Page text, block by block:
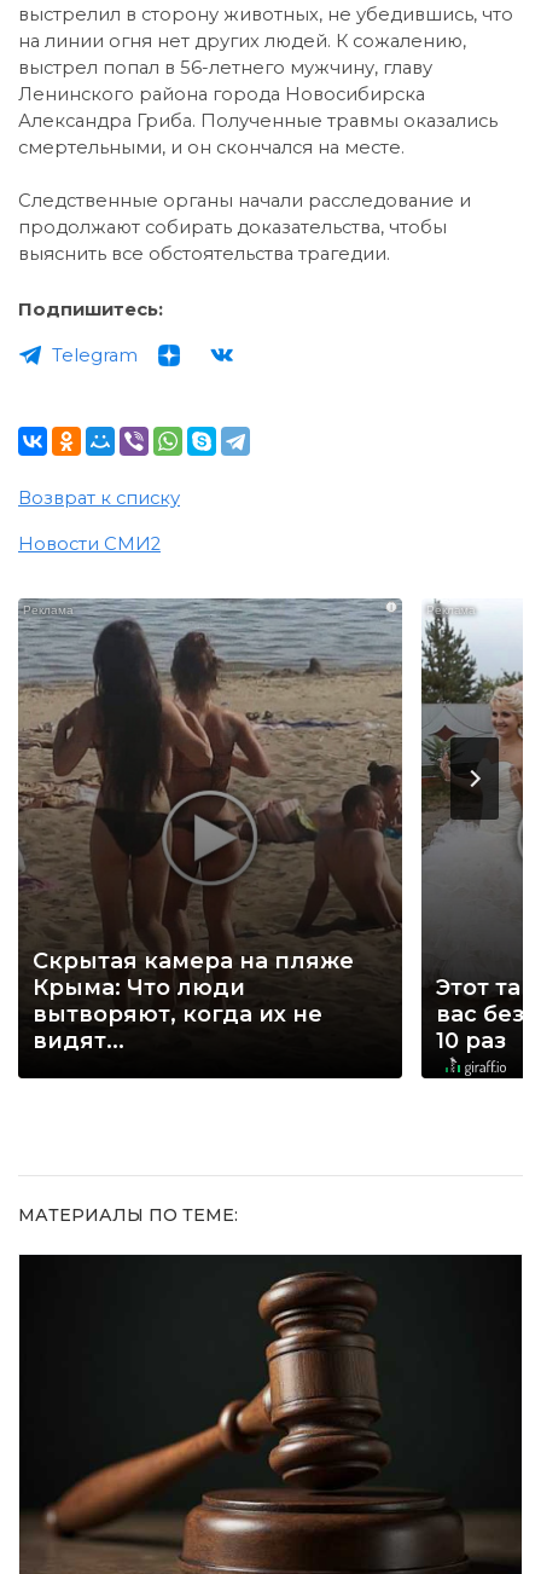
выстрелил в сторону животных, не убедившись, что
на линии огня нет других людей. К сожалению,
выстрел попал в 56-летнего мужчину, главу
Ленинского района города Новосибирска
Александра Гриба. Полученные травмы оказались
смертельными, и он скончался на месте.
Следственные органы начали расследование и
продолжают собирать доказательства, чтобы
выяснить все обстоятельства трагедии.
Подпишитесь:
Telegram
Возврат к списку
Новости СМИ2
i
Скрытая камера на пляже
Крыма: Что люди
вытворяют, когда их не
видят...
Этот
вас без
10 раз
МАТЕРИАЛЫ ПО ТЕМЕ: